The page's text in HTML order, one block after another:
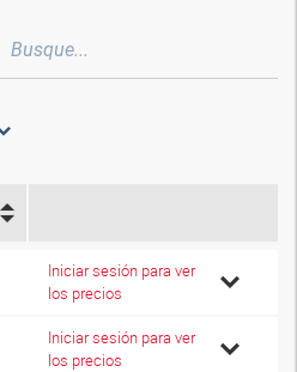
Iniciar sesión para ver
los precios
Iniciar sesión para ver
los precios